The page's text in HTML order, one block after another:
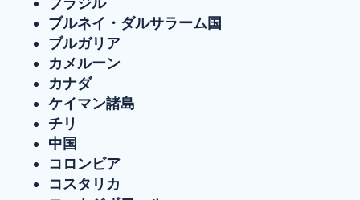
ブルネイ・ダルサラーム国
ブルガリア
カメルーン
カナダ
ケイマン諸島
チリ
中国
コロンビア
コスタリカ